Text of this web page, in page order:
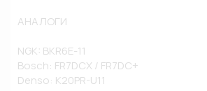
АНАЛОГИ
NGK: BKR6E-11
Bosch: FR7DCX / FR7DC+
Denso: K20PR-U11